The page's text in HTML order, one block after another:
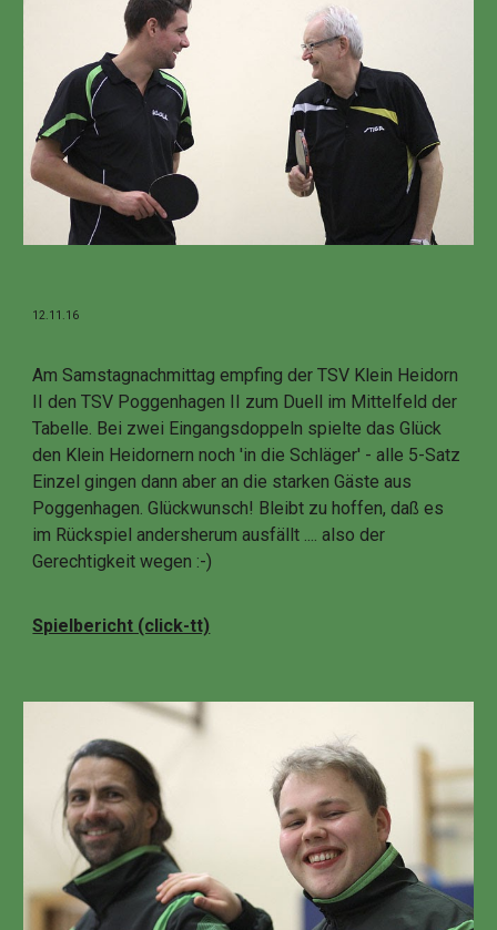
12.11.16
Am Samstagnachmittag empfing der TSV Klein Heidorn
II den TSV Poggenhagen II zum Duell im Mittelfeld der
Tabelle. Bei zwei Eingangsdoppeln spielte das Glück
den Klein Heidornern noch 'in die Schläger' - alle 5-Satz
Einzel gingen dann aber an die starken Gäste aus
Poggenhagen. Glückwunsch! Bleibt zu hoffen, daß es
im Rückspiel andersherum ausfällt .... also der
Gerechtigkeit wegen :-)
Spielbericht (click-tt)